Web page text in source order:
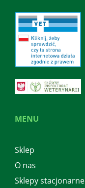
MENU
Sklep
O nas
Sklepy stacjonarne